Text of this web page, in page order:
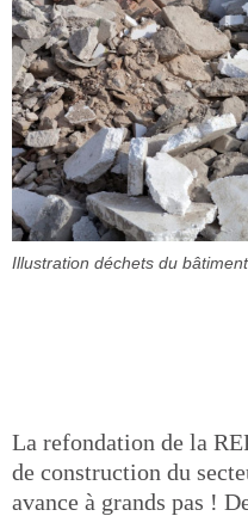
Illustration déchets du bâtiment
La refondation de la
de construction du
avance à grands pas !